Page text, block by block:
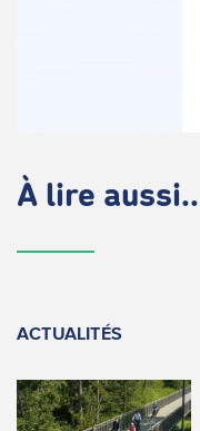
À lire
ACTUALITÉS